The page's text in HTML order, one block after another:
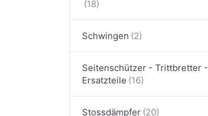
Schwingen
Seitenschützer - Trittbretter -
Ersatzteile
Stossdämpfer